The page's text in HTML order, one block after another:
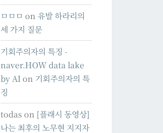
ㅁㅁㅁ on 유발 하라리의
세 가지 질문
기회주의자의 특징 -
naver.HOW data lake
by AIon 기회주의자의 특
징
todas on [플래시 동영상]
나는 최후의 노무현 지지자